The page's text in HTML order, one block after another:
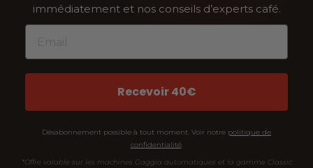
immédiatement et nos conseils d’experts café.
Recevoir 40€
Désabonnement possible à tout moment. Voir notre politique de
confidentialité.
*Offre valable sur les machines Gaggia automatiques et la gamme Classic